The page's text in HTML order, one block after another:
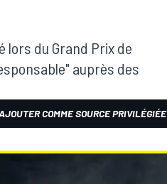
lors du Grand Prix de
auprès des
COMME SOURCE PRIVILÉGIÉE